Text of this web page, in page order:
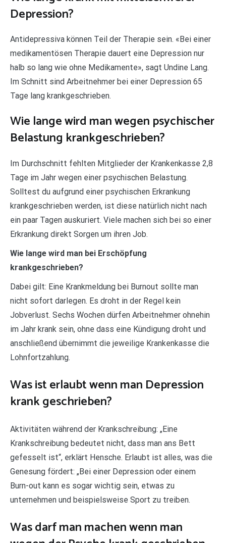
Depression?
Antidepressiva können Teil der Therapie sein. «Bei einer
medikamentösen Therapie dauert eine Depression nur
halb so lang wie ohne Medikamente», sagt Undine Lang.
Im Schnitt sind Arbeitnehmer bei einer Depression 65
Tage lang krankgeschrieben.
Wie lange wird man wegen psychischer
Belastung krankgeschrieben?
Im Durchschnitt fehlten Mitglieder der Krankenkasse 2,8
Tage im Jahr wegen einer psychischen Belastung.
Solltest du aufgrund einer psychischen Erkrankung
krankgeschrieben werden, ist diese natürlich nicht nach
ein paar Tagen auskuriert. Viele machen sich bei so einer
Erkrankung direkt Sorgen um ihren Job.
Wie lange wird man bei Erschöpfung
krankgeschrieben?
Dabei gilt: Eine Krankmeldung bei Burnout sollte man
nicht sofort darlegen. Es droht in der Regel kein
Jobverlust. Sechs Wochen dürfen Arbeitnehmer ohnehin
im Jahr krank sein, ohne dass eine Kündigung droht und
anschließend übernimmt die jeweilige Krankenkasse die
Lohnfortzahlung.
Was ist erlaubt wenn man Depression
krank geschrieben?
Aktivitäten während der Krankschreibung: „Eine
Krankschreibung bedeutet nicht, dass man ans Bett
gefesselt ist“, erklärt Hensche. Erlaubt ist alles, was die
Genesung fördert: „Bei einer Depression oder einem
Burn-out kann es sogar wichtig sein, etwas zu
unternehmen und beispielsweise Sport zu treiben.
Was darf man machen wenn man